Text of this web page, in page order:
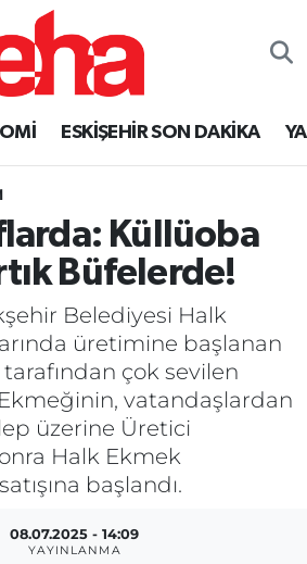
ESKİŞEHİR SON DAKİKA
Küllüoba
Büfelerde!
Belediyesi Halk
üretimine başlanan
çok sevilen
vatandaşlardan
üzerine Üretici
Halk Ekmek
başlandı.
08.07.2025 - 14:09
YAYINLANMA